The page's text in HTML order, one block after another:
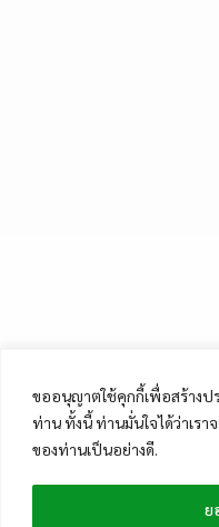
ขออนุญาตใช้คุกกี้เพื่อสร้าง
ท่าน ทั้งนี้ ท่านมั่นใจได้ว่าเร
ของท่านเป็นอย่างดี.
ย